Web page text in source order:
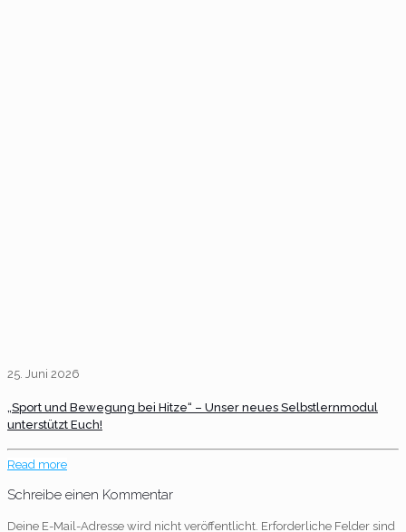
25. Juni 2026
„Sport und Bewegung bei Hitze“ – Unser neues Selbstlernmodul
unterstützt Euch!
Read more
Schreibe einen Kommentar
Deine E-Mail-Adresse wird nicht veröffentlicht. Erforderliche Felder sind